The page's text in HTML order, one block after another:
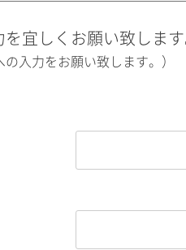
宜しくお願い致します
の入力をお願い致します。）